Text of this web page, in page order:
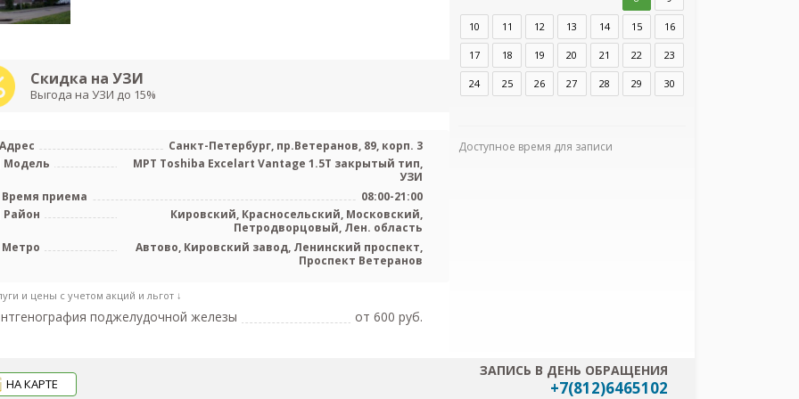
Скидка на УЗИ
Выгода на УЗИ до 15%
Санкт-Петербург, пр.Ветеранов, 89, корп. 3
Модель
МРТ Toshiba Excelart Vantage 1.5T закрытый тип,
УЗИ
Время приема
08:00-21:00
Район
Кировский, Красносельский, Московский,
Петродворцовый, Лен. область
Метро
Автово, Кировский завод, Ленинский проспект,
Проспект Ветеранов
и цены с учетом акций и льгот ↓
поджелудочной железы от 600 pуб.
10 11 12 13 14 15 16
17 18 19 20 21 22 23
24 25 26 27 28 29 30
Доступное время для записи
НА КАРТЕ
ЗАПИСЬ В ДЕНЬ ОБРАЩЕНИЯ
+7(812)6465102